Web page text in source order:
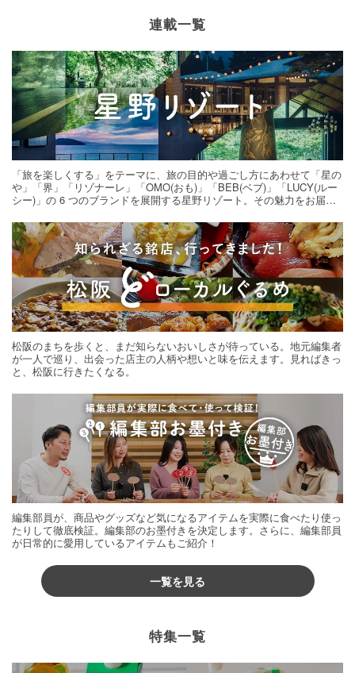
連載一覧
「旅を楽しくする」をテーマに、旅の目的や過ごし方にあわせて「星の
や」「界」「リゾナーレ」「OMO(おも)」「BEB(ベブ)」「LUCY(ルー
シー)」の 6 つのブランドを展開する星野リゾート。その魅力をお届け
松阪のまちを歩くと、まだ知らないおいしさが待っている。地元編集者
が一人で巡り、出会った店主の人柄や想いと味を伝えます。見ればきっ
と、松阪に行きたくなる。
編集部員が、商品やグッズなど気になるアイテムを実際に食べたり使っ
たりして徹底検証。編集部のお墨付きを決定します。さらに、編集部員
が日常的に愛用しているアイテムもご紹介！
一覧を見る
特集一覧